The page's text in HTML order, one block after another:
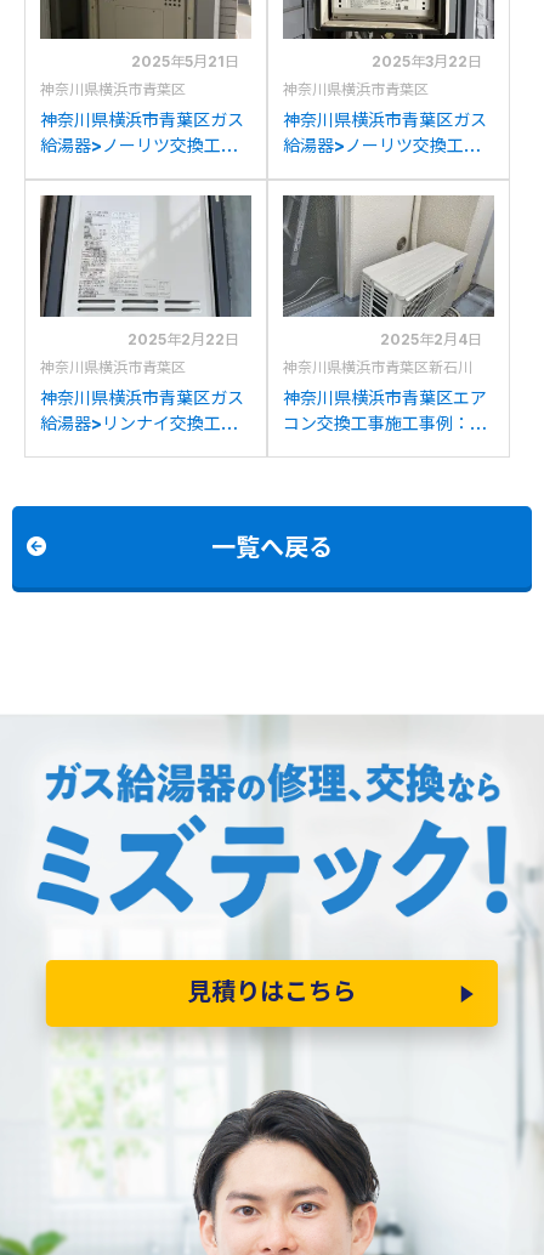
2025年5月21日
神奈川県横浜市青葉区
神奈川県横浜市青葉区ガス
給湯器>ノーリツ交換工事
C2432AWX6H-Hからノ
ーリツGTH-
C2460AW3H-H-1BLへの
交換
2025年3月22日
神奈川県横浜市青葉区
神奈川県横浜市青葉区ガス
給湯器>ノーリツ交換工事
2027SAWX-Tからノーリ
ツGT-2070SAW-T BLへ
の交換
2025年2月22日
神奈川県横浜市青葉区
神奈川県横浜市青葉区ガス
給湯器>リンナイ交換工事
2025年2月4日
神奈川県横浜市青葉区新石川
神奈川県横浜市青葉区エア
コン交換工事施工事例：パ
一覧へ戻る
見積りはこちら